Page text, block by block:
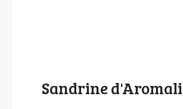
Sandrine